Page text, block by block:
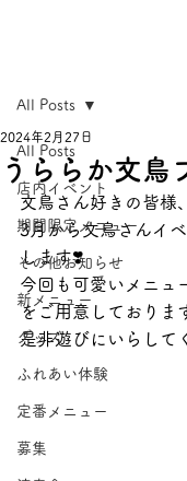
All Posts
店内イベント
期間限定メニュー
その他お知らせ
新メニュー
グッズ
ふれあい体験
定番メニュー
募集
All Posts
うららか文鳥
2024年2月27日
文鳥さん好きの皆様
3月から文鳥さんイ
します❣️
今回も可愛いメニュ
をご用意しておりま
是非遊びにいらし